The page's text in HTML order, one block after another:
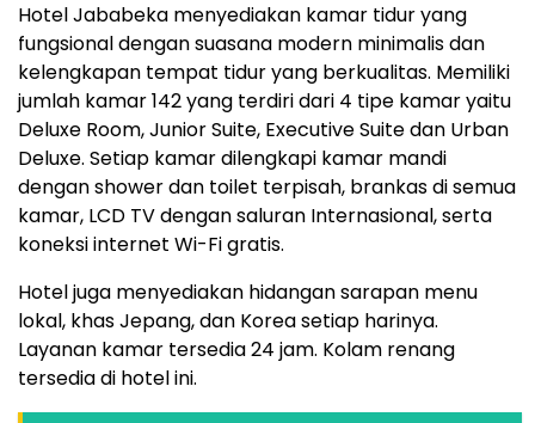
Hotel Jababeka menyediakan kamar tidur yang
fungsional dengan suasana modern minimalis dan
kelengkapan tempat tidur yang berkualitas. Memiliki
jumlah kamar 142 yang terdiri dari 4 tipe kamar yaitu
Deluxe Room, Junior Suite, Executive Suite dan Urban
Deluxe. Setiap kamar dilengkapi kamar mandi
dengan shower dan toilet terpisah, brankas di semua
kamar, LCD TV dengan saluran Internasional, serta
koneksi internet Wi-Fi gratis.
Hotel juga menyediakan hidangan sarapan menu
lokal, khas Jepang, dan Korea setiap harinya.
Layanan kamar tersedia 24 jam. Kolam renang
tersedia di hotel ini.